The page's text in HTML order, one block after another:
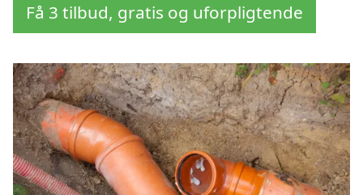
Få 3 tilbud, gratis og uforpligtende